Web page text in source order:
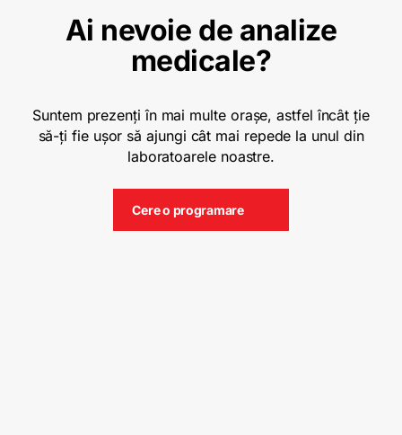
Ai nevoie de analize
medicale?
Suntem prezenți în mai multe orașe, astfel încât ție
să-ți fie ușor să ajungi cât mai repede la unul din
laboratoarele noastre.
Cere o programare